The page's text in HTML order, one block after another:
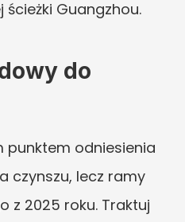
Guangzhou.
do
punktem odniesienia
czynszu, lecz ramy
z 2025 roku. Traktuj